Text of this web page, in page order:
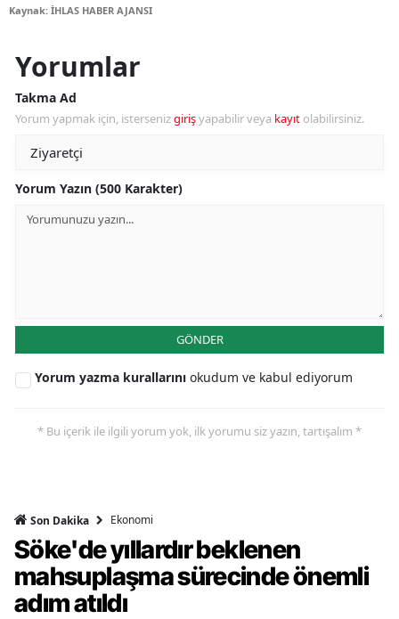
Kaynak: İHLAS HABER AJANSI
Yorumlar
Takma Ad
Yorum yapmak için, istersenizgirişyapabilir veya kayıt olabilirsiniz.
Yorum Yazın (500 Karakter)
GÖNDER
Yorum yazma kurallarını okudum ve kabul ediyorum
* Bu içerik ile ilgili yorum yok, ilk yorumu siz yazın, tartışalım *
Son Dakika Ekonomi
Söke'de yıllardır beklenen
mahsuplaşma sürecinde önemli
adım atıldı